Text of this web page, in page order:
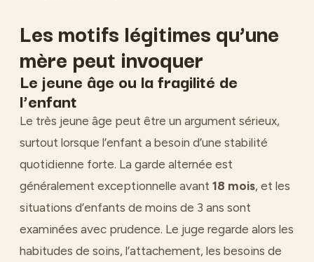
Les motifs légitimes qu’une
mère peut invoquer
Le jeune âge ou la fragilité de
l’enfant
Le très jeune âge peut être un argument sérieux,
surtout lorsque l’enfant a besoin d’une stabilité
quotidienne forte. La garde alternée est
généralement exceptionnelle avant 18 mois, et les
situations d’enfants de moins de 3 ans sont
examinées avec prudence. Le juge regarde alors les
habitudes de soins, l’attachement, les besoins de